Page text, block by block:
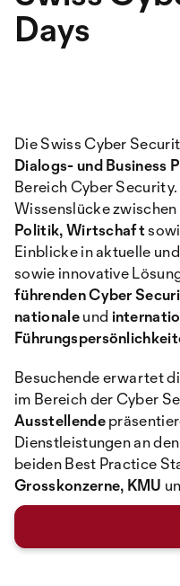
Days
Die Swiss Cyber
Dialogs- und Business
Bereich Cyber
Wissenslücke zwischen
Politik, Wirtschaft
Einblicke in aktuelle
sowie innovative
führenden Cyber
nationaleund
Besuchende erwartet
im Bereich der Cyber
Ausstellende
Dienstleistungen an
beiden Best Practice
Grosskonzerne, KMU